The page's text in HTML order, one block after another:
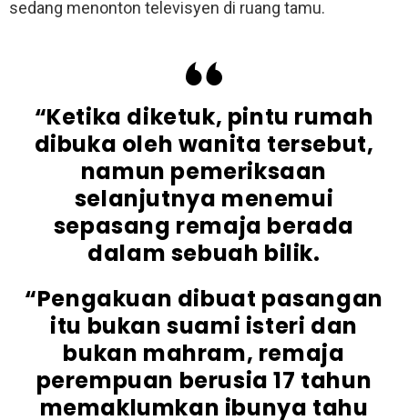
sedang menonton televisyen di ruang tamu.
“Ketika diketuk, pintu rumah
dibuka oleh wanita tersebut,
namun pemeriksaan
selanjutnya menemui
sepasang remaja berada
dalam sebuah bilik.
“Pengakuan dibuat pasangan
itu bukan suami isteri dan
bukan mahram, remaja
perempuan berusia 17 tahun
memaklumkan ibunya tahu